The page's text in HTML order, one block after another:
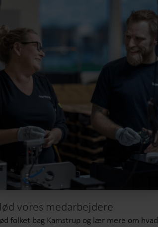
vores medarbejdere
folket bag Kamstrup og lær mere om hvad